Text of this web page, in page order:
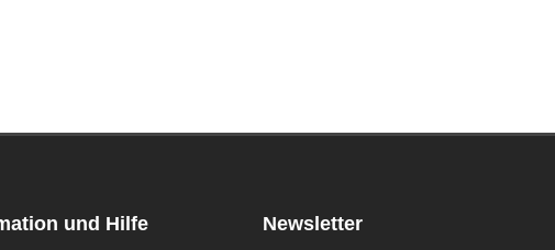
und Hilfe Newsletter